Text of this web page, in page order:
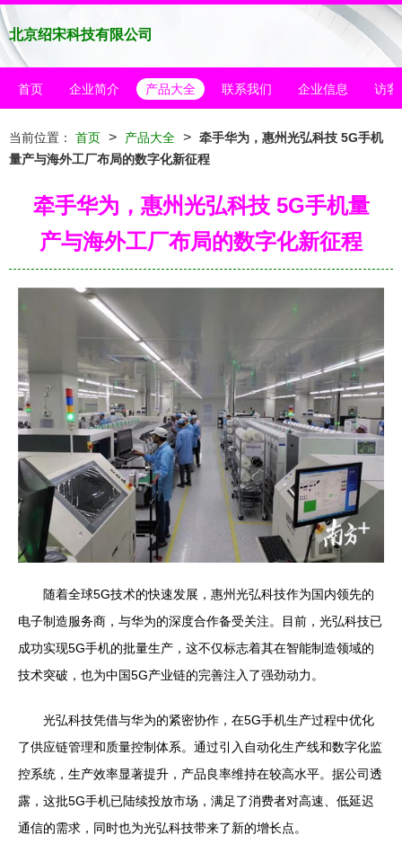
北京绍宋科技有限公司
首页 企业简介 产品大全 联系我们 企业信息 访客
当前位置： 首页 > 产品大全 > 牵手华为，惠州光弘科技 5G手机
量产与海外工厂布局的数字化新征程
牵手华为，惠州光弘科技 5G手机量
产与海外工厂布局的数字化新征程
随着全球5G技术的快速发展，惠州光弘科技作为国内领先的
电子制造服务商，与华为的深度合作备受关注。目前，光弘科技已
成功实现5G手机的批量生产，这不仅标志着其在智能制造领域的
技术突破，也为中国5G产业链的完善注入了强劲动力。
光弘科技凭借与华为的紧密协作，在5G手机生产过程中优化
了供应链管理和质量控制体系。通过引入自动化生产线和数字化监
控系统，生产效率显著提升，产品良率维持在较高水平。据公司透
露，这批5G手机已陆续投放市场，满足了消费者对高速、低延迟
通信的需求，同时也为光弘科技带来了新的增长点。